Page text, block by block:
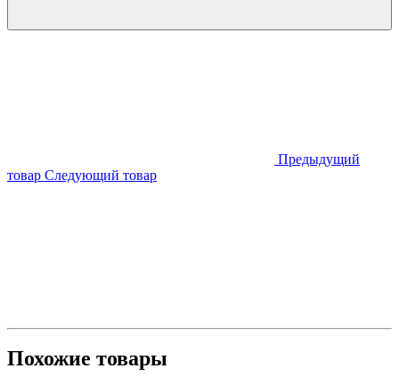
Предыдущий
товар Следующий товар
Похожие товары